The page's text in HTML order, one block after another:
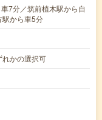
7分／筑前植木駅から自
から車5分
かの選択可